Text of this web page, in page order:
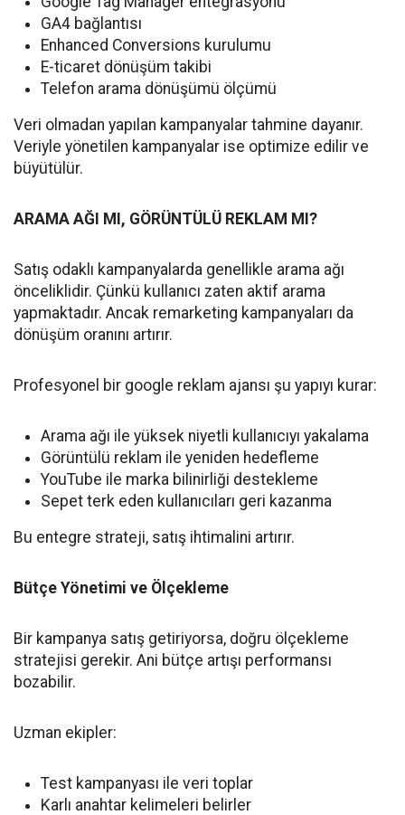
GA4 bağlantısı
Enhanced Conversions kurulumu
E-ticaret dönüşüm takibi
Telefon arama dönüşümü ölçümü
Veri olmadan yapılan kampanyalar tahmine dayanır.
Veriyle yönetilen kampanyalar ise optimize edilir ve
büyütülür.
ARAMA AĞI MI, GÖRÜNTÜLÜ REKLAM MI?
Satış odaklı kampanyalarda genellikle arama ağı
önceliklidir. Çünkü kullanıcı zaten aktif arama
yapmaktadır. Ancak remarketing kampanyaları da
dönüşüm oranını artırır.
Profesyonel bir google reklam ajansı şu yapıyı kurar:
Arama ağı ile yüksek niyetli kullanıcıyı yakalama
Görüntülü reklam ile yeniden hedefleme
YouTube ile marka bilinirliği destekleme
Sepet terk eden kullanıcıları geri kazanma
Bu entegre strateji, satış ihtimalini artırır.
Bütçe Yönetimi ve Ölçekleme
Bir kampanya satış getiriyorsa, doğru ölçekleme
stratejisi gerekir. Ani bütçe artışı performansı
bozabilir.
Uzman ekipler:
Test kampanyası ile veri toplar
Karlı anahtar kelimeleri belirler